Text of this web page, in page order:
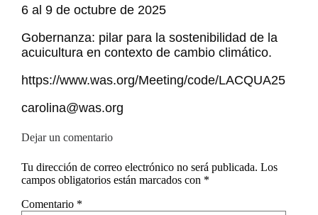
6 al 9 de octubre de 2025
Gobernanza: pilar para la sostenibilidad de la
acuicultura en contexto de cambio climático.
https://www.was.org/Meeting/code/LACQUA25
carolina@was.org
Dejar un comentario
Tu dirección de correo electrónico no será publicada. Los
campos obligatorios están marcados con *
Comentario *